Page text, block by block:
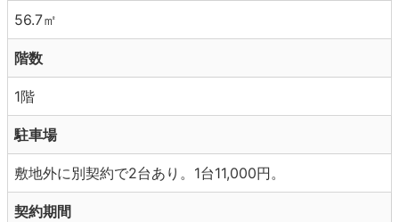
56.7㎡
階数
1階
駐車場
敷地外に別契約で2台あり。1台11,000円。
契約期間